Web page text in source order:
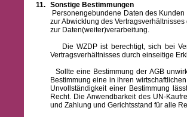
11. Sonstige Bestimmungen
Personengebundene Daten des Kunden
zur Abwicklung des
zur Daten(weiter)verarbeitung.
Die WZDP ist berechtigt, sich bei
Vertragsverhältnisses durch einseitige
Sollte eine Bestimmung der AGB
Bestimmung eine in ihren
Unvollständigkeit einer Bestimmung
Recht. Die Anwendbarkeit des UN-
und Zahlung und Gerichtsstand für alle